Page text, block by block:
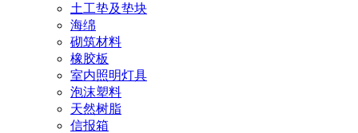
土工垫及垫块
海绵
砌筑材料
橡胶板
室内照明灯具
泡沫塑料
天然树脂
信报箱